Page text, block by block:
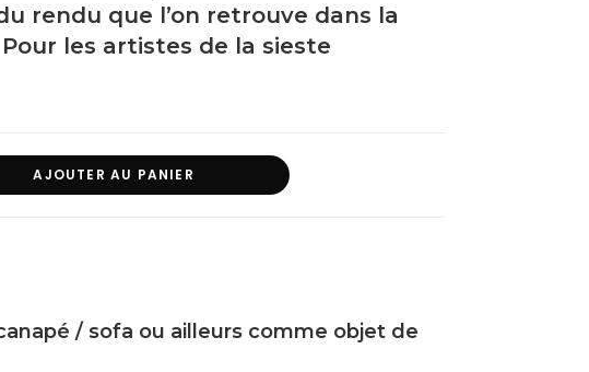
rendu que l’on retrouve dans la
les artistes de la sieste
AJOUTER AU PANIER
/ sofa ou ailleurs comme objet de